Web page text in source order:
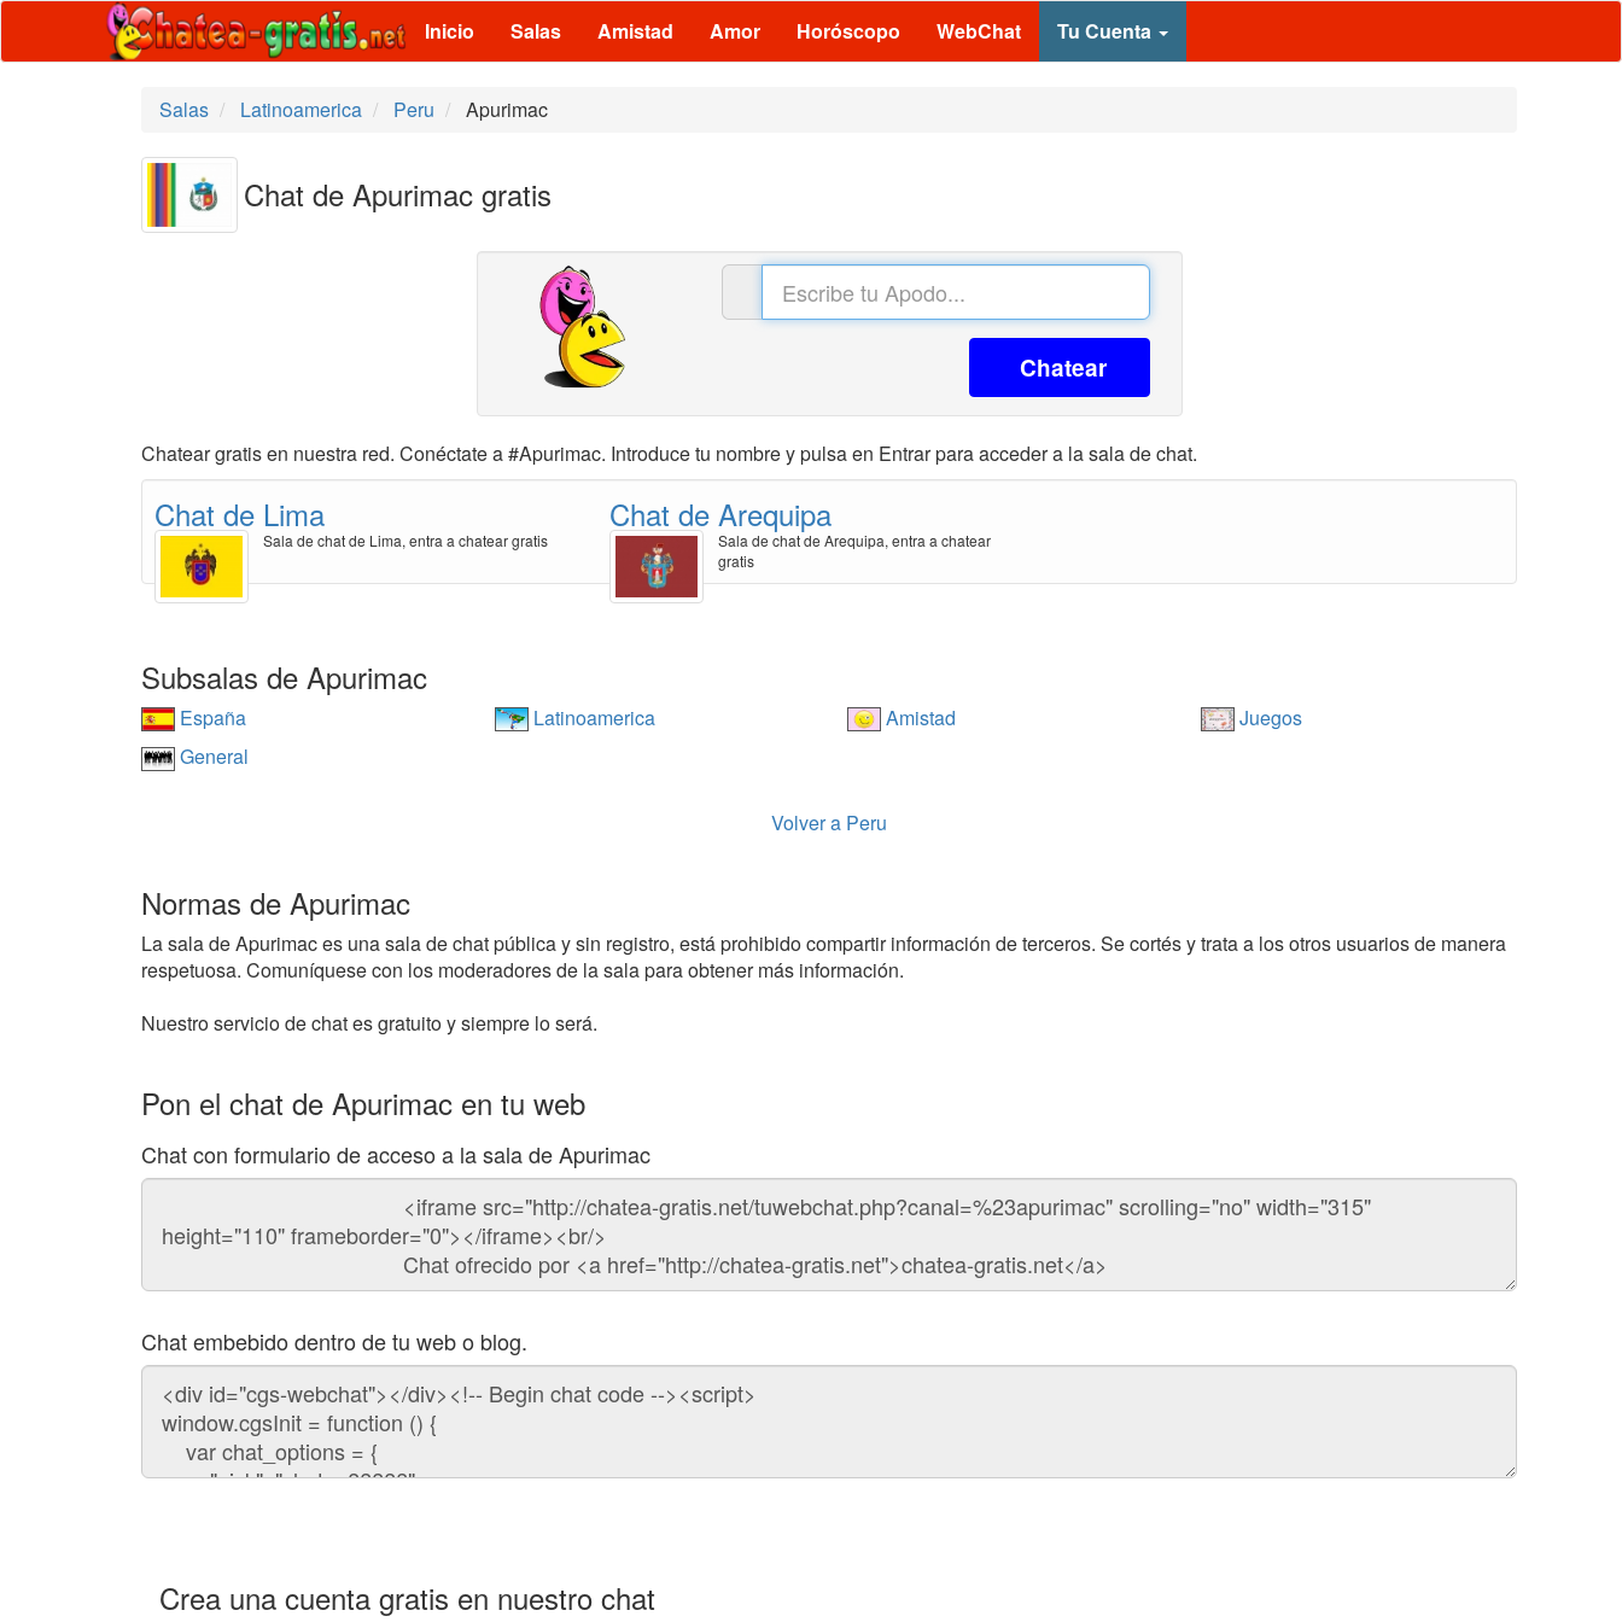
Inicio Salas Amistad Amor Horóscopo WebChat Tu Cuenta
Salas Latinoamerica Peru Apurimac
Chat de Apurimac gratis
Chatear
Chatear gratis en nuestra red. Conéctate a #Apurimac. Introduce tu nombre y pulsa en Entrar para acceder a la sala de chat.
Chat de Lima
Sala de chat de Lima, entra a chatear gratis
Chat de Arequipa
Sala de chat de Arequipa, entra a chatear
gratis
Subsalas de Apurimac
España Latinoamerica Amistad
Juegos
General
Volver a Peru
Normas de Apurimac
La sala de Apurimac es una sala de chat pública y sin registro, está prohibido compartir información de terceros. Se cortés y trata a los otros usuarios de manera
respetuosa. Comuníquese con los moderadores de la sala para obtener más información.
Nuestro servicio de chat es gratuito y siempre lo será.
Pon el chat de Apurimac en tu web
Chat con formulario de acceso a la sala de Apurimac
Código
chat
Chat embebido dentro de tu web o blog.
Código
para
embeber
chat
Crea una cuenta gratis en nuestro chat